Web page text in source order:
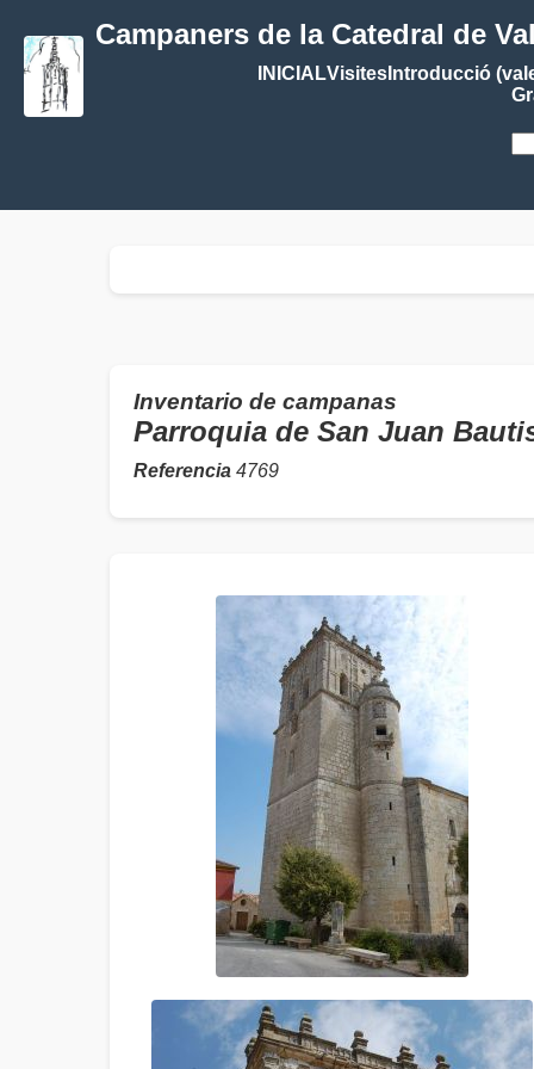
Campaners de la Catedral de
INICIALVisitesIntroducció
Inventario de campanas
Parroquia de San Juan
Referencia 4769